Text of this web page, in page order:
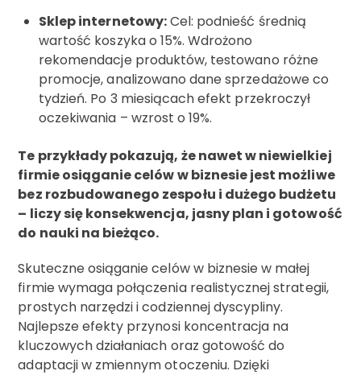
Sklep internetowy:Cel: podnieść średnią
wartość koszyka o 15%. Wdrożono
rekomendacje produktów, testowano różne
promocje, analizowano dane sprzedażowe co
tydzień. Po 3 miesiącach efekt przekroczył
oczekiwania – wzrost o 19%.
Te przykłady pokazują, że nawet w niewielkiej
firmie osiąganie celów w biznesie jest możliwe
bez rozbudowanego zespołu i dużego budżetu
– liczy się konsekwencja, jasny plan i gotowość
do nauki na bieżąco.
Skuteczne osiąganie celów w biznesie w małej
firmie wymaga połączenia realistycznej strategii,
prostych narzędzi i codziennej dyscypliny.
Najlepsze efekty przynosi koncentracja na
kluczowych działaniach oraz gotowość do
adaptacji w zmiennym otoczeniu. Dzięki